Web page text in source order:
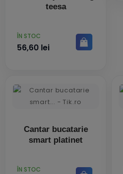
teesa
PRET
ÎN STOC
56,60 lei
Cantar bucatarie
smart platinet
PRET
ÎN STOC